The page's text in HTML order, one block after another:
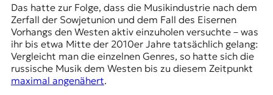
Das hatte zur Folge, dass die Musikindustrie nach dem
Zerfall der Sowjetunion und dem Fall des Eisernen
Vorhangs den Westen aktiv einzuholen versuchte – was
ihr bis etwa Mitte der 2010er Jahre tatsächlich gelang:
Vergleicht man die einzelnen Genres, so hatte sich die
russische Musik dem Westen bis zu diesem Zeitpunkt
maximal angenähert.